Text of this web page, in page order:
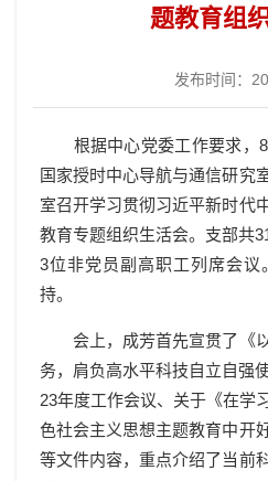
题教育组
发布时间：
根据中心党委工作要求，
国家授时中心导航与通信研究
室召开学习贯彻习近平新时代
教育专题组织生活会。支部共
3位非党员副高职工列席会议
持。
会上， 成芳首先宣贯了《
务，肩负高水平科技自立自强
23年度工作会议、关于《在学
色社会主义思想主题教育中开
等文件内容，重点介绍了当前